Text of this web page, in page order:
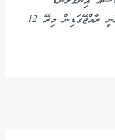
ބައްދަލުކުރުމަށް ހަމަޖެހިފައިވާ މެޗު ފަށާނީ ރާއްޖޭގަޑިން މިރޭ 12